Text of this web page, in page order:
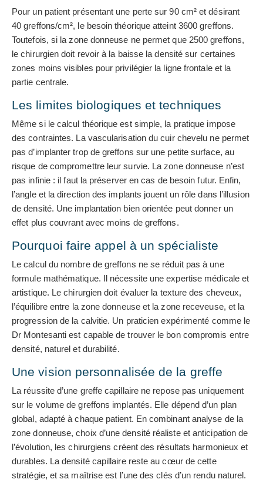
Pour un patient présentant une perte sur 90 cm² et désirant
40 greffons/cm², le besoin théorique atteint 3600 greffons.
Toutefois, si la zone donneuse ne permet que 2500 greffons,
le chirurgien doit revoir à la baisse la densité sur certaines
zones moins visibles pour privilégier la ligne frontale et la
partie centrale.
Les limites biologiques et techniques
Même si le calcul théorique est simple, la pratique impose
des contraintes. La vascularisation du cuir chevelu ne permet
pas d’implanter trop de greffons sur une petite surface, au
risque de compromettre leur survie. La zone donneuse n’est
pas infinie : il faut la préserver en cas de besoin futur. Enfin,
l’angle et la direction des implants jouent un rôle dans l’illusion
de densité. Une implantation bien orientée peut donner un
effet plus couvrant avec moins de greffons.
Pourquoi faire appel à un spécialiste
Le calcul du nombre de greffons ne se réduit pas à une
formule mathématique. Il nécessite une expertise médicale et
artistique. Le chirurgien doit évaluer la texture des cheveux,
l’équilibre entre la zone donneuse et la zone receveuse, et la
progression de la calvitie. Un praticien expérimenté comme le
Dr Montesanti est capable de trouver le bon compromis entre
densité, naturel et durabilité.
Une vision personnalisée de la greffe
La réussite d’une greffe capillaire ne repose pas uniquement
sur le volume de greffons implantés. Elle dépend d’un plan
global, adapté à chaque patient. En combinant analyse de la
zone donneuse, choix d’une densité réaliste et anticipation de
l’évolution, les chirurgiens créent des résultats harmonieux et
durables. La densité capillaire reste au cœur de cette
stratégie, et sa maîtrise est l’une des clés d’un rendu naturel.